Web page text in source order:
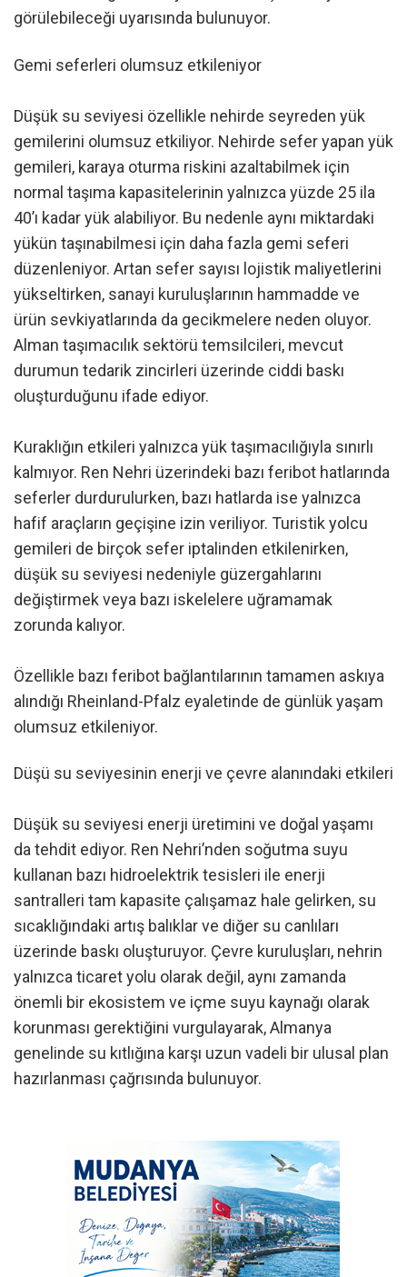
görülebileceği uyarısında bulunuyor.
Gemi seferleri olumsuz etkileniyor
Düşük su seviyesi özellikle nehirde seyreden yük
gemilerini olumsuz etkiliyor. Nehirde sefer yapan yük
gemileri, karaya oturma riskini azaltabilmek için
normal taşıma kapasitelerinin yalnızca yüzde 25 ila
40’ı kadar yük alabiliyor. Bu nedenle aynı miktardaki
yükün taşınabilmesi için daha fazla gemi seferi
düzenleniyor. Artan sefer sayısı lojistik maliyetlerini
yükseltirken, sanayi kuruluşlarının hammadde ve
ürün sevkiyatlarında da gecikmelere neden oluyor.
Alman taşımacılık sektörü temsilcileri, mevcut
durumun tedarik zincirleri üzerinde ciddi baskı
oluşturduğunu ifade ediyor.
Kuraklığın etkileri yalnızca yük taşımacılığıyla sınırlı
kalmıyor. Ren Nehri üzerindeki bazı feribot hatlarında
seferler durdurulurken, bazı hatlarda ise yalnızca
hafif araçların geçişine izin veriliyor. Turistik yolcu
gemileri de birçok sefer iptalinden etkilenirken,
düşük su seviyesi nedeniyle güzergahlarını
değiştirmek veya bazı iskelelere uğramamak
zorunda kalıyor.
Özellikle bazı feribot bağlantılarının tamamen askıya
alındığı Rheinland-Pfalz eyaletinde de günlük yaşam
olumsuz etkileniyor.
Düşü su seviyesinin enerji ve çevre alanındaki etkileri
Düşük su seviyesi enerji üretimini ve doğal yaşamı
da tehdit ediyor. Ren Nehri’nden soğutma suyu
kullanan bazı hidroelektrik tesisleri ile enerji
santralleri tam kapasite çalışamaz hale gelirken, su
sıcaklığındaki artış balıklar ve diğer su canlıları
üzerinde baskı oluşturuyor. Çevre kuruluşları, nehrin
yalnızca ticaret yolu olarak değil, aynı zamanda
önemli bir ekosistem ve içme suyu kaynağı olarak
korunması gerektiğini vurgulayarak, Almanya
genelinde su kıtlığına karşı uzun vadeli bir ulusal plan
hazırlanması çağrısında bulunuyor.